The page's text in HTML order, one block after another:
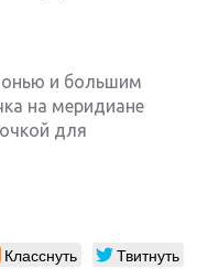
и большим
на меридиане
для
Класснуть Твитнуть